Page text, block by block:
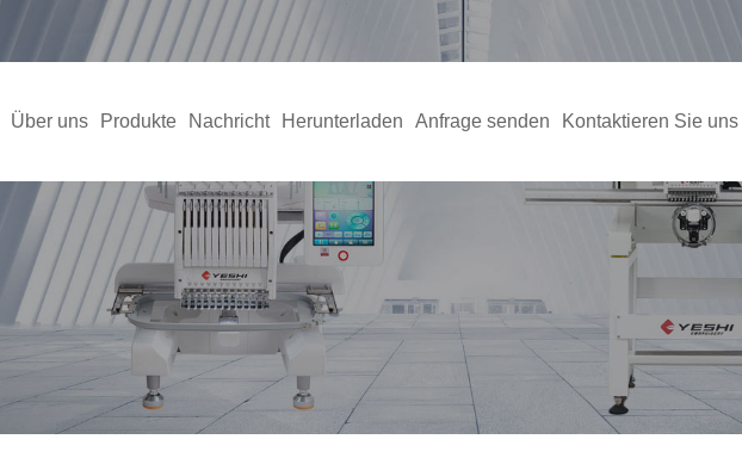
Über uns Produkte Nachricht Herunterladen Anfrage senden Kontaktieren Sie uns